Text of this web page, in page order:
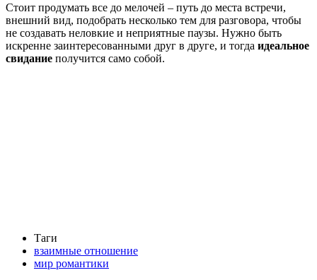
Стоит продумать все до мелочей – путь до места встречи,
внешний вид, подобрать несколько тем для разговора, чтобы
не создавать неловкие и неприятные паузы. Нужно быть
искренне заинтересованными друг в друге, и тогда идеальное
свидание получится само собой.
Таги
взаимные отношение
мир романтики